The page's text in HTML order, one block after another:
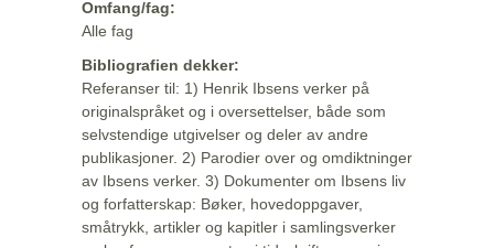
Omfang/fag:
Alle fag
Bibliografien dekker:
Referanser til: 1) Henrik Ibsens verker på
originalspråket og i oversettelser, både som
selvstendige utgivelser og deler av andre
publikasjoner. 2) Parodier over og omdiktninger
av Ibsens verker. 3) Dokumenter om Ibsens liv
og forfatterskap: Bøker, hovedoppgaver,
småtrykk, artikler og kapitler i samlingsverker